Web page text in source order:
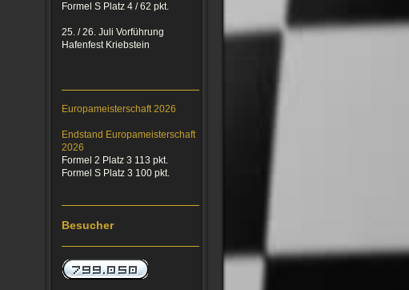
Formel S Platz 4 / 62 pkt.
25. / 26. Juli Vorführung
Hafenfest Kriebstein
Europameisterschaft 2026
Endstand Europameisterschaft
2026
Formel 2 Platz 3 113 pkt.
Formel S Platz 3 100 pkt.
Besucher